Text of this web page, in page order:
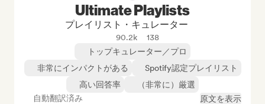
Ultimate Playlists
プレイリスト・キュレーター
90.2k
138
トップキュレーター／プロ
非常にインパクトがある
Spotify認定プレイリスト
高い回答率
（非常に）厳選
自動翻訳済み
原文を表示